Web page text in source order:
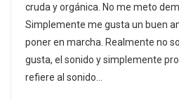
cruda y orgánica. No me meto
Simplemente me gusta un buen
poner en marcha. Realmente no
gusta, el sonido y simplemente
refiere al sonido…